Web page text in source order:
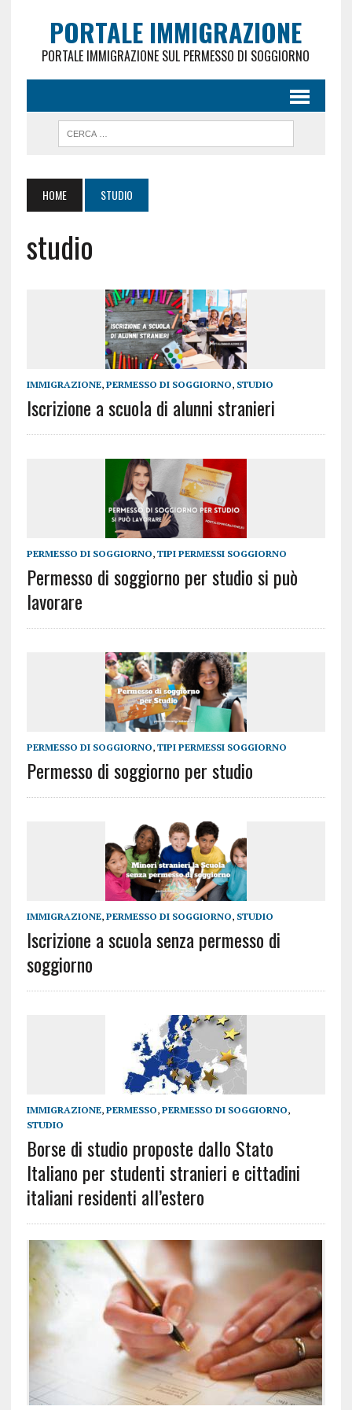
PORTALE IMMIGRAZIONE
PORTALE IMMIGRAZIONE SUL PERMESSO DI SOGGIORNO
HOME STUDIO
studio
IMMIGRAZIONE, PERMESSO DI SOGGIORNO, STUDIO
Iscrizione a scuola di alunni stranieri
PERMESSO DI SOGGIORNO, TIPI PERMESSI SOGGIORNO
Permesso di soggiorno per studio si può
lavorare
PERMESSO DI SOGGIORNO, TIPI PERMESSI SOGGIORNO
Permesso di soggiorno per studio
IMMIGRAZIONE, PERMESSO DI SOGGIORNO, STUDIO
Iscrizione a scuola senza permesso di
soggiorno
IMMIGRAZIONE, PERMESSO, PERMESSO DI SOGGIORNO,
STUDIO
Borse di studio proposte dallo Stato
Italiano per studenti stranieri e cittadini
italiani residenti all’estero